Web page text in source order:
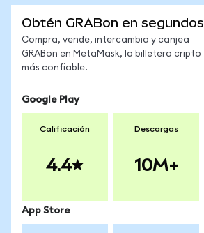
Obtén GRABon en segundos
Compra, vende, intercambia y canjea
GRABon en MetaMask, la billetera cripto
más confiable.
Google Play
Calificación
4.4
Descargas
10M+
App Store